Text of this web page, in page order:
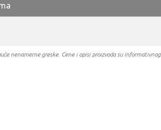
nenamerne greske. Cene i opisi proizvoda su